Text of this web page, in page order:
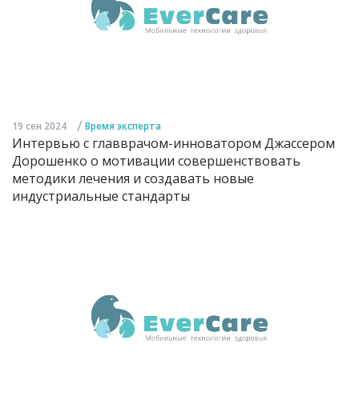
19 сен 2024 / Время эксперта
Интервью с главврачом-инноватором Джассером
Дорошенко о мотивации совершенствовать
методики лечения и создавать новые
индустриальные стандарты